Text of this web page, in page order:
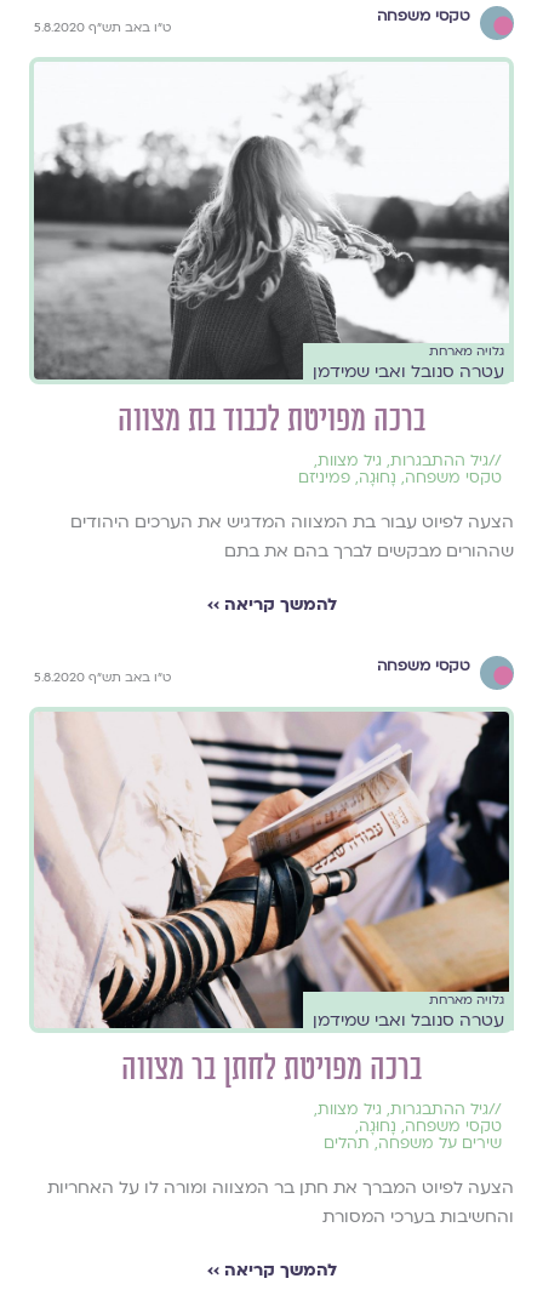
טקסי משפחה
ט"ו באב תש"ף 5.8.2020
גלויה מארחת
עטרה סנובל ואבי שמידמן
ברכה מפויטת לכבוד בת מצווה
//גיל ההתבגרות, גיל מצוות,
טקסי משפחה, נָחוּגָה, פמיניזם
הצעה לפיוט עבור בת המצווה המדגיש את הערכים היהודים
שההורים מבקשים לברך בהם את בתם
להמשך קריאה ››
טקסי משפחה
ט"ו באב תש"ף 5.8.2020
גלויה מארחת
עטרה סנובל ואבי שמידמן
ברכה מפויטת לחתן בר מצווה
//גיל ההתבגרות, גיל מצוות,
טקסי משפחה, נָחוּגָה,
שירים על משפחה, תהלים
הצעה לפיוט המברך את חתן בר המצווה ומורה לו על האחריות
והחשיבות בערכי המסורת
להמשך קריאה ››